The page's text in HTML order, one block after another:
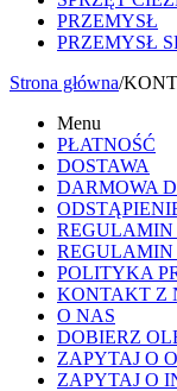
PRZEMYSŁ
PRZEMYSŁ
Strona główna/
Menu
PŁATNOŚĆ
DOSTAWA
DARMOWA
REGULAMIN
REGULAMIN
POLITYKA
KONTAKT Z
O NAS
DOBIERZ
ZAPYTAJ O
ZAPYTAJ O